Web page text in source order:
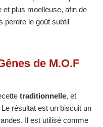
et plus moelleuse, afin de
perdre le goût subtil
de M.O.F
traditionnelle, et
résultat est un biscuit un
Il est utilisé comme